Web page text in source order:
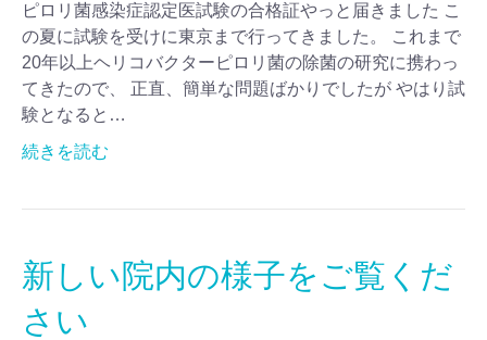
ピロリ菌感染症認定医試験の合格証やっと届きました こ
の夏に試験を受けに東京まで行ってきました。 これまで
20年以上ヘリコバクターピロリ菌の除菌の研究に携わっ
てきたので、 正直、簡単な問題ばかりでしたが やはり試
験となると…
続きを読む
新しい院内の様子をご覧くだ
さい